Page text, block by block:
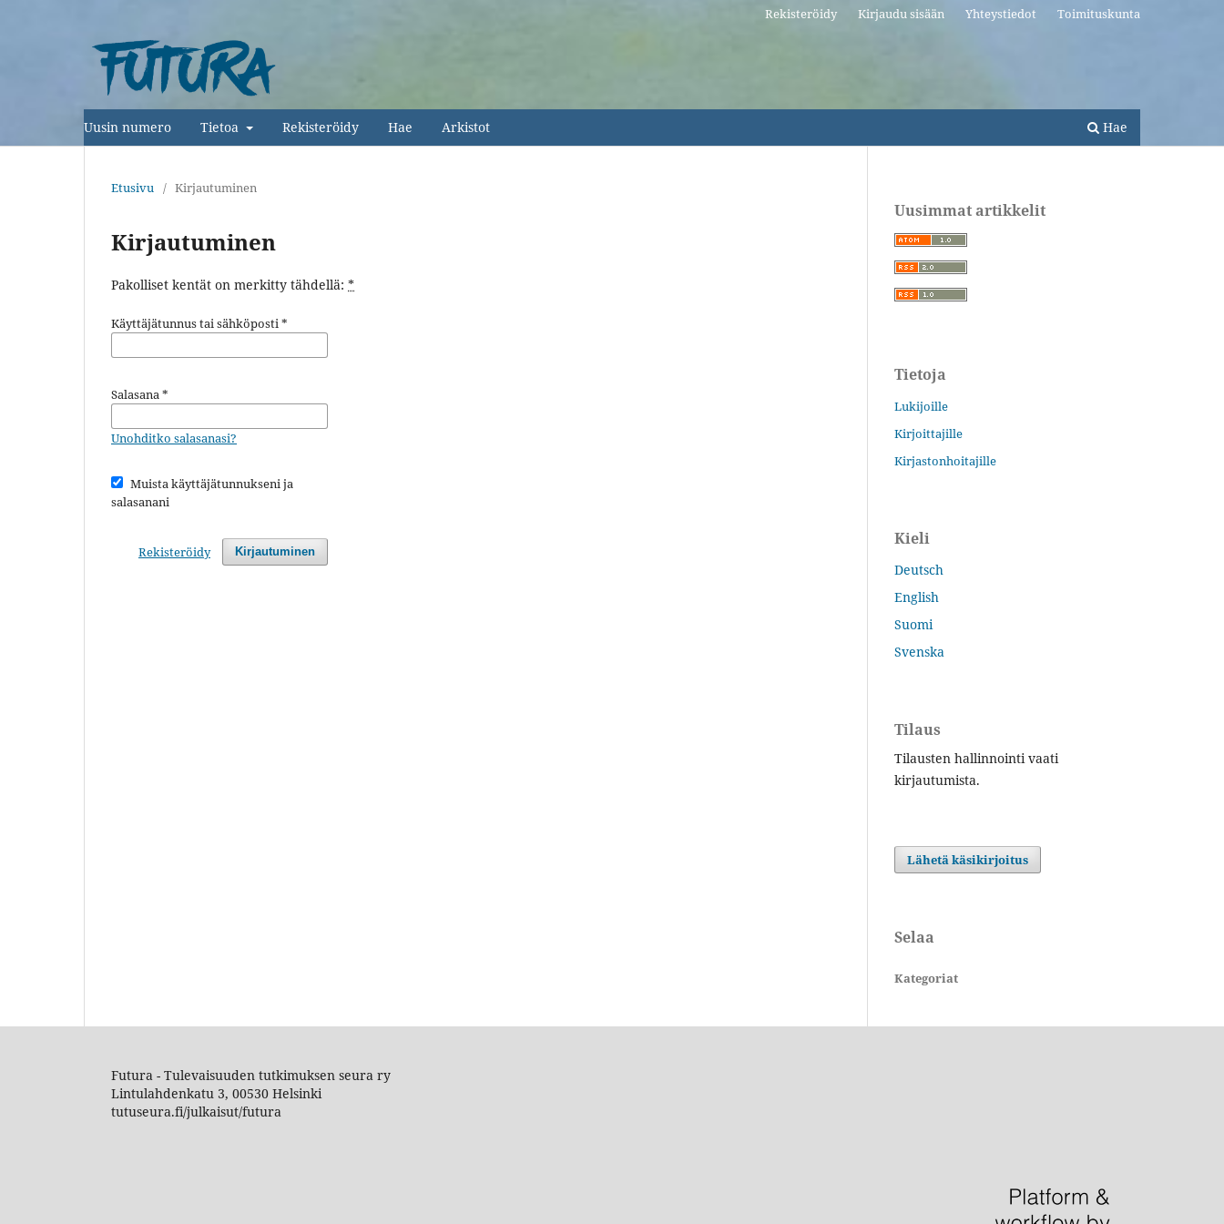
Uusin numero Tietoa Rekisteröidy Hae Arkistot Hae
Rekisteröidy Kirjaudu sisään Yhteystiedot Toimituskunta
Etusivu / Kirjautuminen
Kirjautuminen
Pakolliset kentät on merkitty tähdellä: *
Käyttäjätunnus tai sähköposti*
Salasana*
Unohditko salasanasi?
Muista käyttäjätunnukseni ja
salasanani
Kirjautuminen
Rekisteröidy
Uusimmat artikkelit
Tietoja
Lukijoille
Kirjoittajille
Kirjastonhoitajille
Kieli
Deutsch
English
Suomi
Svenska
Tilaus
Tilausten hallinnointi vaati
kirjautumista.
Lähetä käsikirjoitus
Selaa
Kategoriat
Futura - Tulevaisuuden tutkimuksen seura ry
Lintulahdenkatu 3, 00530 Helsinki
tutuseura.fi/julkaisut/futura